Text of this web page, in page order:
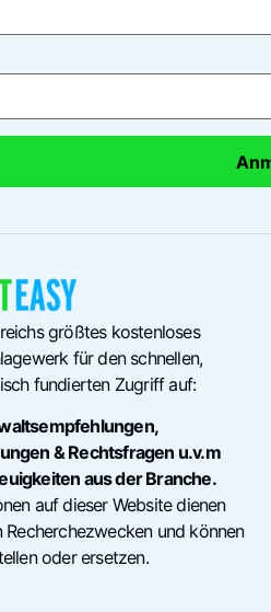
größtes kostenloses
für den schnellen,
fundierten Zugriff auf:
& Rechtsfragen u.v.m
aus der Branche.
auf dieser Website dienen
Recherchezwecken und können
oder ersetzen.